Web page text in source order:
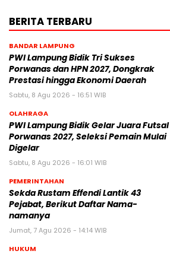
BERITA TERBARU
BANDAR LAMPUNG
PWI Lampung Bidik Tri Sukses
Porwanas dan HPN 2027, Dongkrak
Prestasi hingga Ekonomi Daerah
Sabtu, 8 Agu 2026 - 16:51 WIB
OLAHRAGA
PWI Lampung Bidik Gelar Juara Futsal
Porwanas 2027, Seleksi Pemain Mulai
Digelar
Sabtu, 8 Agu 2026 - 16:01 WIB
PEMERINTAHAN
Sekda Rustam Effendi Lantik 43
Pejabat, Berikut Daftar Nama-
namanya
Jumat, 7 Agu 2026 - 14:14 WIB
HUKUM